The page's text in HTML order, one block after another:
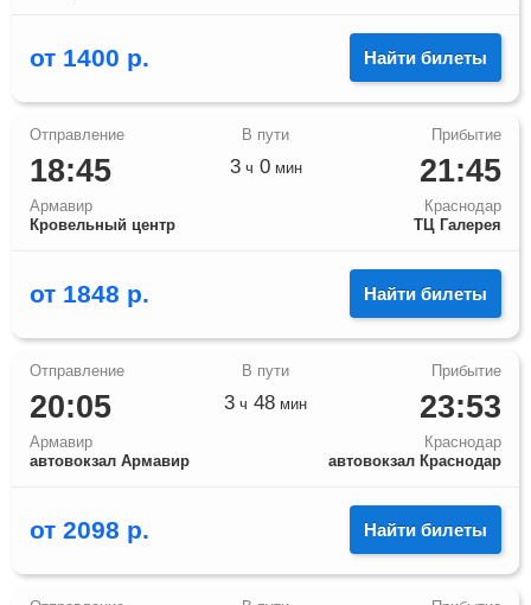
от 1400 р. Найти билеты
18:45
Армавир
Кровельный центр
21:45
Краснодар
ТЦ Галерея
3ч 0мин
от 1848 р. Найти билеты
20:05
Армавир
автовокзал Армавир
23:53
Краснодар
автовокзал Краснодар
3 ч 48 мин
от 2098 р. Найти билеты